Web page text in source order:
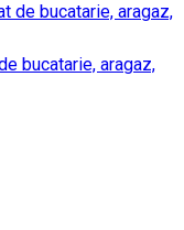
bucatarie, aragaz,